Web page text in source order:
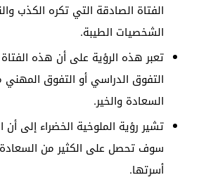
الفتاة الصادقة التي تكره الكذب
الشخصيات الطيبة.
تعبر هذه الرؤية على أن هذه
التفوق الدراسي أو التفوق
السعادة والخير.
تشير رؤية الملوخية الخضراء إلى أن
سوف تحصل على الكثير من السعادة
أسرتها.